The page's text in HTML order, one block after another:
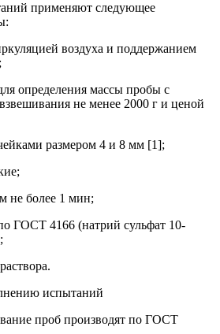
применяют следующее
воздуха и поддержанием
определения массы пробы с
не менее 2000 г и ценой
размером 4 и 8 мм [1];
не более 1 мин;
ГОСТ 4166 (натрий сульфат 10-
испытаний
проб производят по ГОСТ